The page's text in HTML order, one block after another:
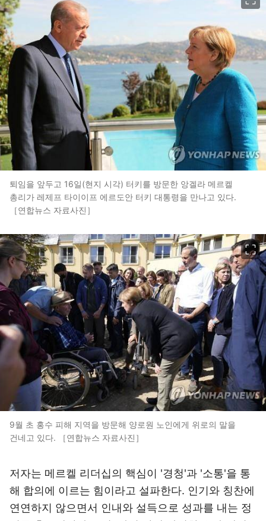
퇴임을 앞두고 16일(현지 시각) 터키를 방문한 앙겔라 메르켈
총리가 레제프 타이이프 에르도안 터키 대통령을 만나고 있다.
［연합뉴스 자료사진］
9월 초 홍수 피해 지역을 방문해 양로원 노인에게 위로의 말을
건네고 있다. ［연합뉴스 자료사진］
저자는 메르켈 리더십의 핵심이 '경청'과 '소통'을 통
해 합의에 이르는 힘이라고 설파한다. 인기와 칭찬에
연연하지 않으면서 인내와 설득으로 성과를 내는 정